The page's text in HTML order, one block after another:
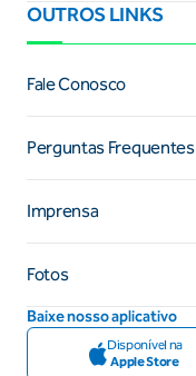
OUTROS LINKS
Fale Conosco
Perguntas Frequentes
Imprensa
Fotos
Baixe nosso aplicativo
Disponível na
Apple Store